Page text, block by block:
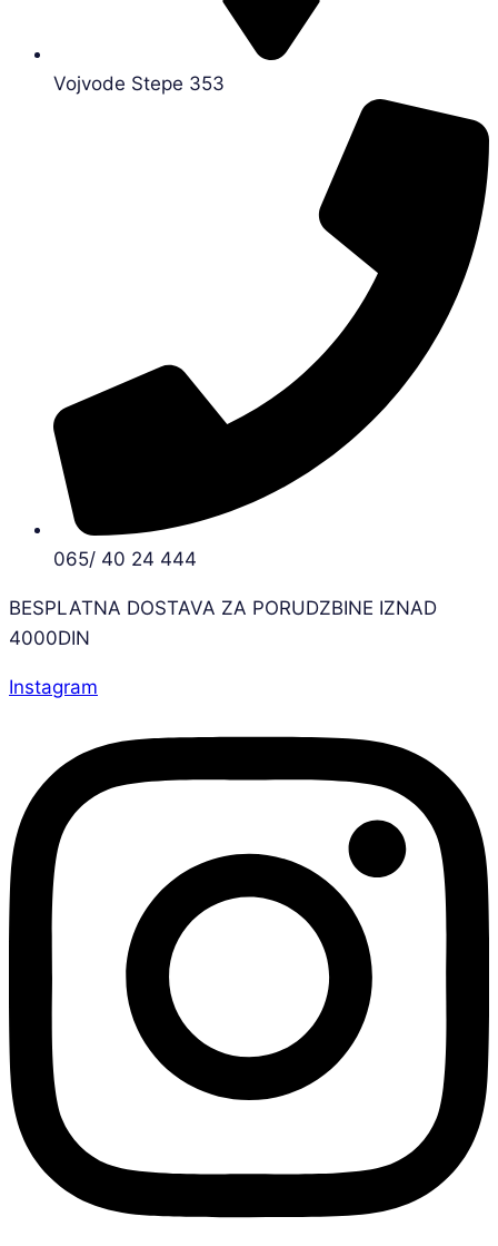
Vojvode Stepe 353
065/ 40 24 444
BESPLATNA DOSTAVA ZA PORUDZBINE IZNAD
4000DIN
Instagram